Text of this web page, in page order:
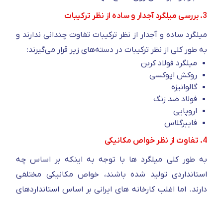
3. بررسی میلگرد آجدار و ساده از نظر ترکیبات
میلگرد ساده و آجدار از نظر ترکیبات تفاوت چندانی ندارند و
به طور کلی از نظر ترکیبات در دسته‌های زیر قرار می‌گیرند:
میلگرد فولاد کربن
روکش اپوکسی
گالوانیزه
فولاد ضد زنگ
اروپایی
فایبرگلاس
4. تفاوت از نظر خواص مکانیکی
به طور کلی میلگرد ها با توجه به اینکه بر اساس چه
استانداردی تولید شده باشند، خواص مکانیکی مختلفی
دارند. اما اغلب کارخانه های ایرانی بر اساس استانداردهای